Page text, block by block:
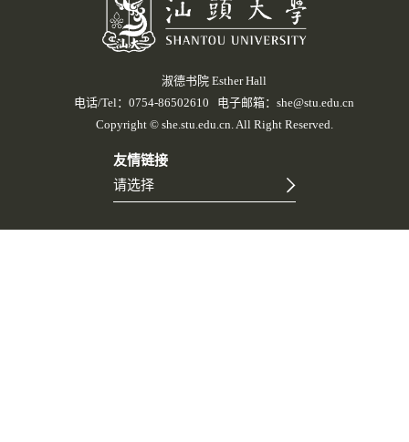
淑德书院 Esther Hall
电话/Tel：0754-86502610 电子邮箱：she@stu.edu.cn
Copyright © she.stu.edu.cn. All Right Reserved.
友情链接
请选择